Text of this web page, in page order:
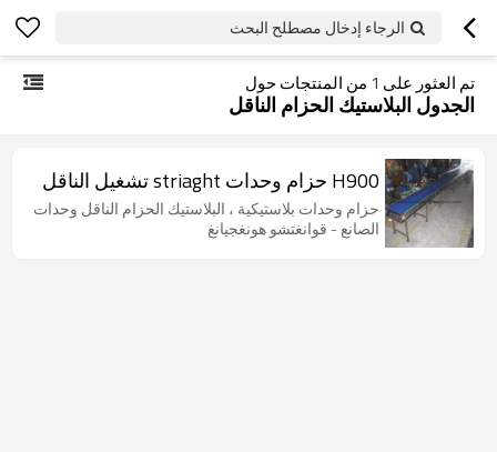
الرجاء إدخال مصطلح البحث
تم العثور على 1 من المنتجات حول
الجدول البلاستيك الحزام الناقل
H900 حزام وحدات striaght تشغيل الناقل
حزام وحدات بلاستيكية ، البلاستيك الحزام الناقل وحدات
الصانع - قوانغتشو هونغجيانغ